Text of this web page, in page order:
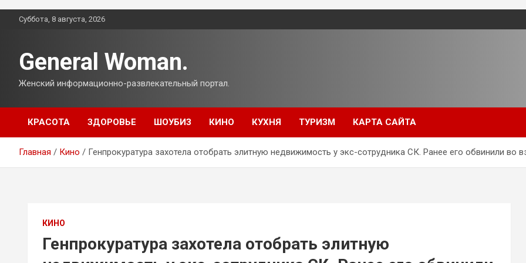
ПерейтиСуббота, 8 августа, 2026
General Woman.
Женский информационно-развлекательный портал.
КРАСОТА ЗДОРОВЬЕ ШОУБИЗ КИНО КУХНЯ ТУРИЗМ КАРТА САЙТА
Главная Кино Генпрокуратура захотела отобрать элитную недвижимость у экс-сотрудника СК. Ранее его обвинили во
КИНО
Генпрокуратура захотела отобрать элитную